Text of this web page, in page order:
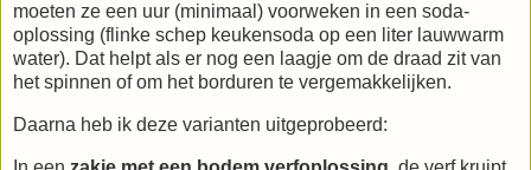
moeten ze een uur (minimaal) voorweken in een soda-
oplossing (flinke schep keukensoda op een liter lauwwarm
water). Dat helpt als er nog een laagje om de draad zit van
het spinnen of om het borduren te vergemakkelijken.
Daarna heb ik deze varianten uitgeprobeerd: